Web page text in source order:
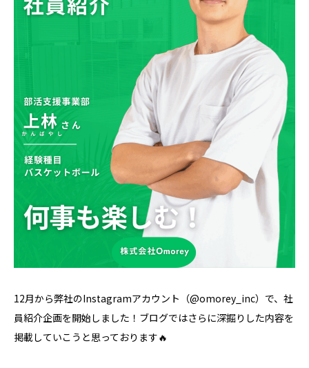
12月から弊社のInstagramアカウント（@omorey_inc）で、社
員紹介企画を開始しました！ブログではさらに深掘りした内容を
掲載していこうと思っております🔥